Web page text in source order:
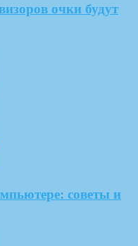
очки будут
советы и